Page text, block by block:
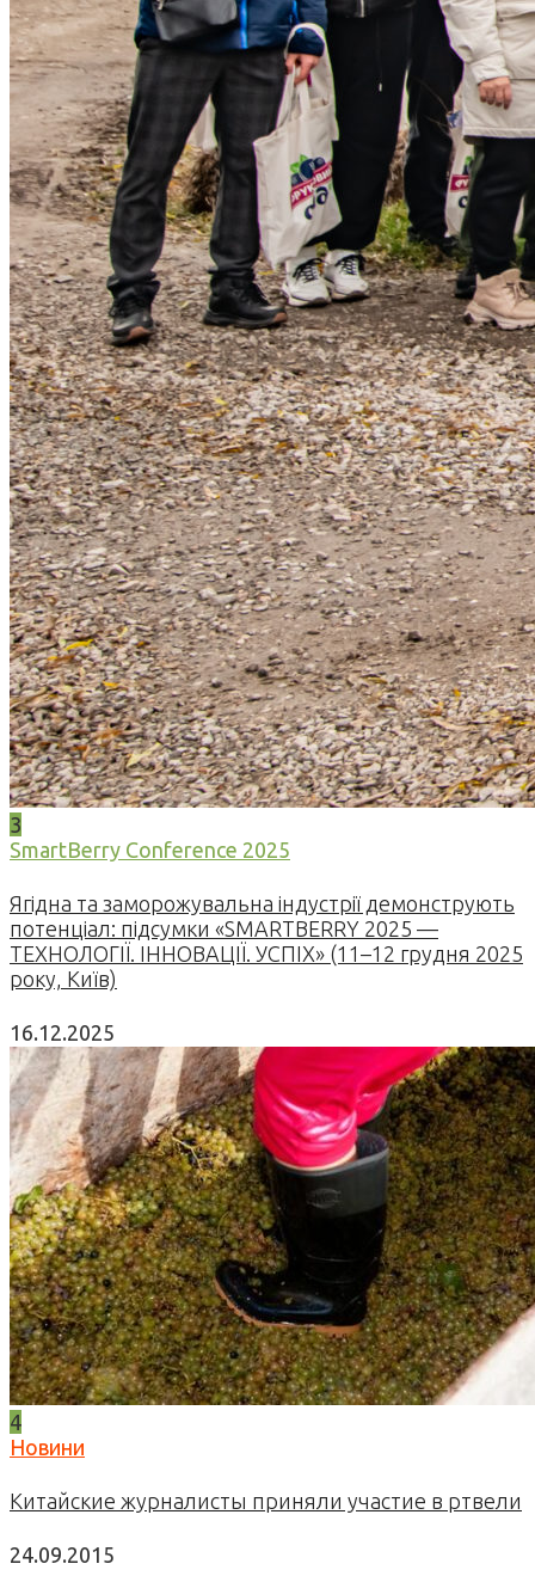
3
SmartBerry Conference 2025
Ягідна та заморожувальна індустрії демонструють
потенціал: підсумки «SMARTBERRY 2025 —
ТЕХНОЛОГІЇ. ІННОВАЦІЇ. УСПІХ» (11–12 грудня 2025
року, Київ)
16.12.2025
4
Новини
Китайские журналисты приняли участие в ртвели
24.09.2015